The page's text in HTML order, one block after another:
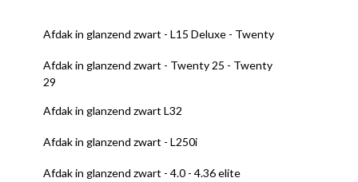
Afdak in glanzend zwart - L15 Deluxe - Twenty
Afdak in glanzend zwart - Twenty 25 - Twenty
29
Afdak in glanzend zwart L32
Afdak in glanzend zwart - L250i
Afdak in glanzend zwart - 4.0 - 4.36 elite